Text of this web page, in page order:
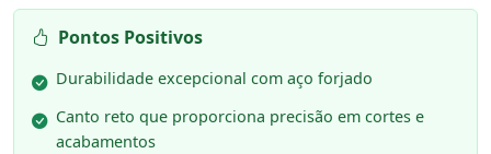
Pontos Positivos
Durabilidade excepcional com aço forjado
Canto reto que proporciona precisão em cortes e
acabamentos